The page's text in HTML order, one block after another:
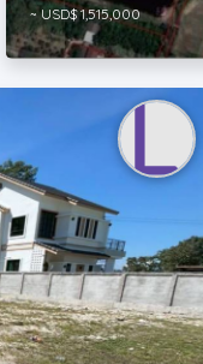
~ USD$ 1,515,000